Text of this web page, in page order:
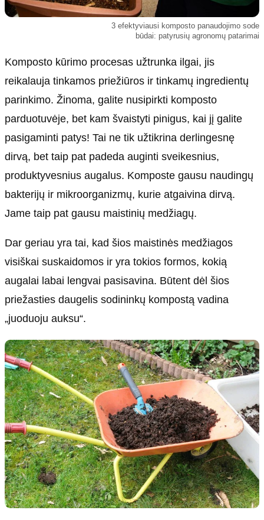
Autoriai
Dirbtinis intelektas
3 efektyviausi komposto panaudojimo sode
būdai: patyrusių agronomų patarimai
Komposto kūrimo procesas užtrunka ilgai, jis
reikalauja tinkamos priežiūros ir tinkamų ingredientų
parinkimo. Žinoma, galite nusipirkti komposto
parduotuvėje, bet kam švaistyti pinigus, kai jį galite
pasigaminti patys! Tai ne tik užtikrina derlingesnę
dirvą, bet taip pat padeda auginti sveikesnius,
produktyvesnius augalus. Komposte gausu naudingų
bakterijų ir mikroorganizmų, kurie atgaivina dirvą.
Jame taip pat gausu maistinių medžiagų.
Dar geriau yra tai, kad šios maistinės medžiagos
visiškai suskaidomos ir yra tokios formos, kokią
augalai labai lengvai pasisavina. Būtent dėl ​​šios
priežasties daugelis sodininkų kompostą vadina
„juoduoju auksu“.